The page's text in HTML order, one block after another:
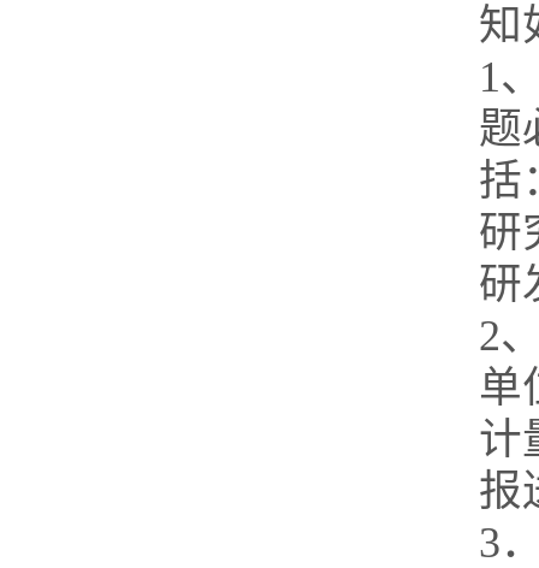
知
1
题
括
研
研
2
单
计
报
3